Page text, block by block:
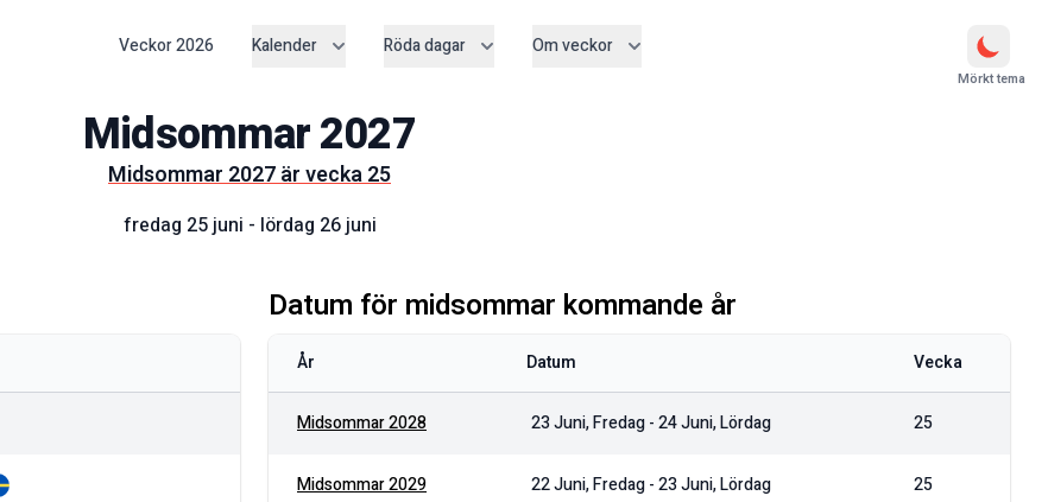
Veckor2026 Kalender Röda dagar Om veckor
Mörkt tema
Midsommar2027
Midsommar2027är vecka25
fredag 25 juni - lördag 26 juni
Datum för midsommar kommande år
År Datum Vecka
Midsommar2028 23 Juni, Fredag-24 Juni, Lördag 25
Midsommar2029 22 Juni, Fredag-23 Juni, Lördag 25